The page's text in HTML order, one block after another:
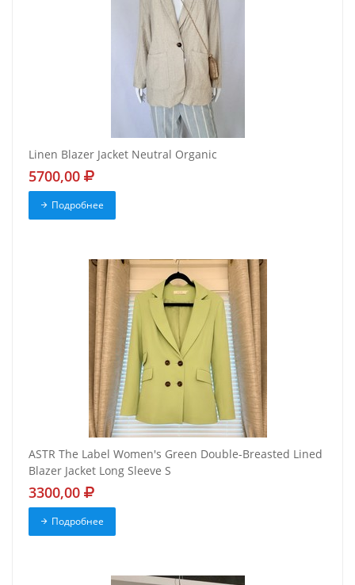
Linen Blazer Jacket Neutral Organic
5700,00
Подробнее
ASTR The Label Women's Green Double-Breasted Lined
Blazer Jacket Long Sleeve S
3300,00
Подробнее